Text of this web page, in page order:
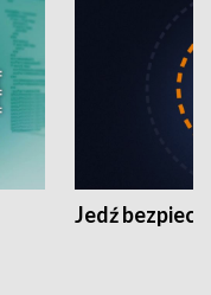
Jedź